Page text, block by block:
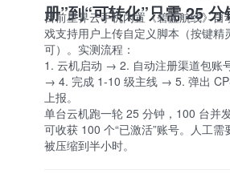
册”到“可转化”只需 25 分
目前星界云手机内置《碧蓝航线》自
戏支持用户上传自定义脚本（按键精
可）。实测流程：
1. 云机启动 → 2. 自动注册渠道包账
→ 4. 完成 1-10 级主线 → 5. 弹出
上报。
单台云机跑一轮 25 分钟，100 台并
可收获 100 个“已激活”账号。人工需
被压缩到半小时。